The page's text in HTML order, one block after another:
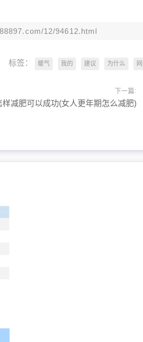
12/94612.html
标签： 暖气 我的 建议 为什么
下一篇:
样减肥可以成功(女人更年期怎么减肥)